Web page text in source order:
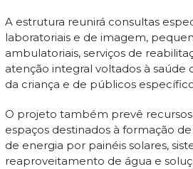
A estrutura reunirá consultas
laboratoriais e de imagem,
ambulatoriais, serviços de
atenção integral voltados à
da criança e de públicos
O projeto também prevê
espaços destinados à formação
de energia por painéis solares,
reaproveitamento de água e